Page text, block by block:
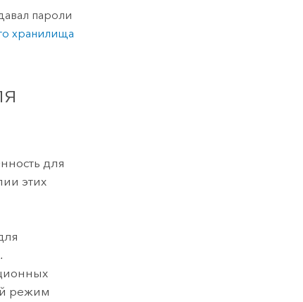
пароли
хранилища
для
этих
режим